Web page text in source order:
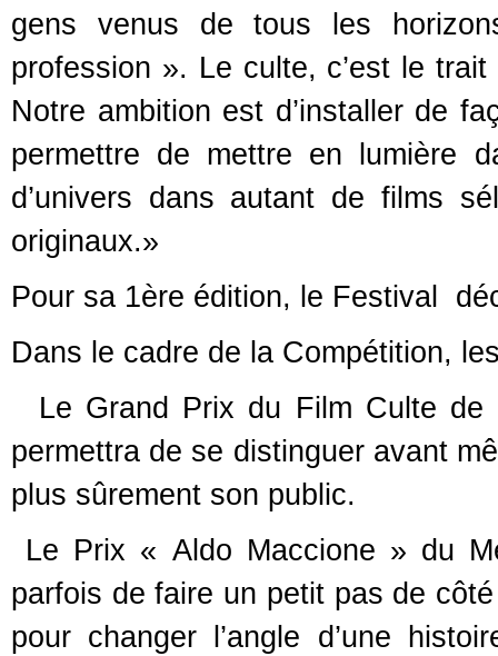
gens venus de tous les
profession ». Le culte, c’est le
Notre ambition est d’installer de
permettre de mettre en lumière
d’univers dans autant de films
originaux.»
Pour sa 1ère édition, le Festival
Dans le cadre de la Compétition,
Le Grand Prix du Film Culte de
permettra de se distinguer avant
plus sûrement son public.
Le Prix « Aldo Maccione » du
parfois de faire un petit pas de
pour changer l’angle d’une